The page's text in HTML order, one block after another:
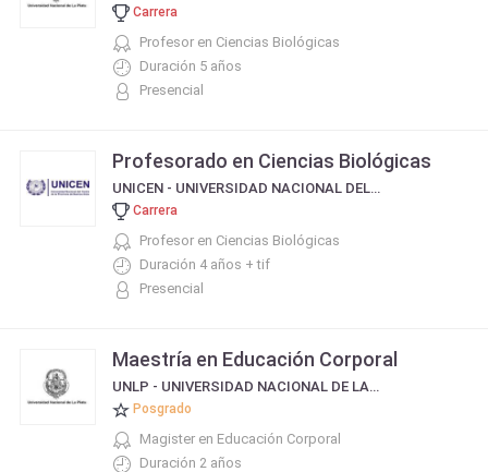
Carrera
Profesor en Ciencias Biológicas
Duración 5 años
Presencial
Profesorado en Ciencias Biológicas
UNICEN - UNIVERSIDAD NACIONAL DEL CENTRO DE LA PROVINCIA DE BUENOS AIRES
Carrera
Profesor en Ciencias Biológicas
Duración 4 años + tif
Presencial
Maestría en Educación Corporal
UNLP - UNIVERSIDAD NACIONAL DE LA PLATA
Posgrado
Magister en Educación Corporal
Duración 2 años